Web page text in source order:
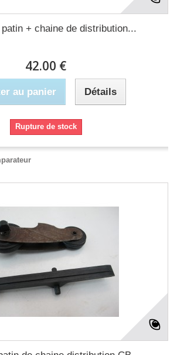
patin + chaine de distribution...
42.00 €
au panier Détails
Rupture de stock